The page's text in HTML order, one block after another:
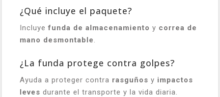
¿Qué incluye el paquete?
Incluyefunda de almacenamiento y correa de
mano desmontable.
¿La funda protege contra golpes?
Ayuda a proteger contra rasguños y impactos
leves durante el transporte y la vida diaria.